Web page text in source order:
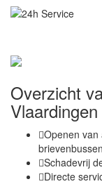
Overzicht
Vlaardingen
Openen van
Schadevrij
Directe